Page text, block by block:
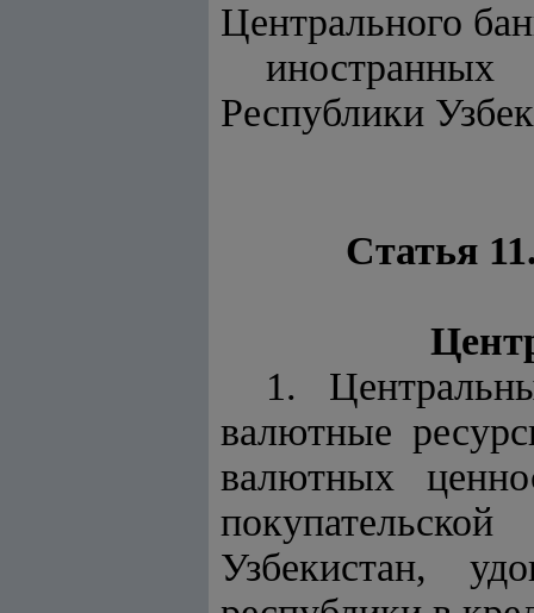
Центрального
Республики
Статья
1.
валютные
валютных
Узбекистан,